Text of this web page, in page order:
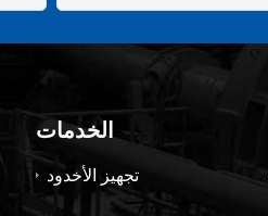
الخدمات
تجهيز الأخدود